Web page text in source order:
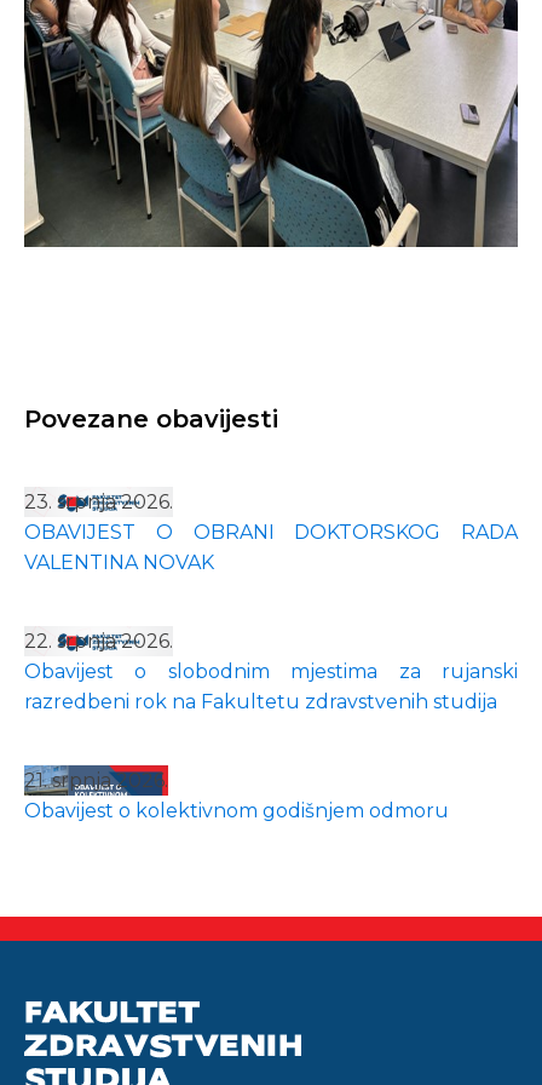
Povezane obavijesti
23. srpnja 2026.
OBAVIJEST O OBRANI DOKTORSKOG RADA
VALENTINA NOVAK
22. srpnja 2026.
Obavijest o slobodnim mjestima za rujanski
razredbeni rok na Fakultetu zdravstvenih studija
21. srpnja 2026.
Obavijest o kolektivnom godišnjem odmoru